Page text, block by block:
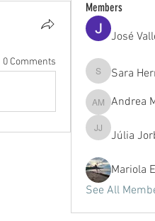
0 Comments
Members
José
Sara Herrero
Sara
Andrea
Andrea
Júlia Jorba
Júlia
Mariola
See All